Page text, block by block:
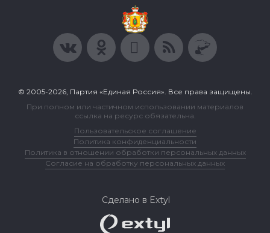
© 2005-2026, Партия «Единая Россия». Все права защищены.
При полном или частичном использовании материалов
ссылка на ресурс обязательна.
Пользовательское соглашение
Политика конфиденциальности
Политика в отношении обработки персональных данных
Согласие на обработку персональных данных
Сделано в Extyl